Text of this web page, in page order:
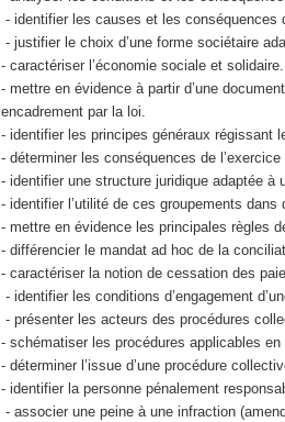
- identifier les causes et les conséquences
- justifier le choix d’une forme sociétaire
- caractériser l’économie sociale et solidaire.
- mettre en évidence à partir d’une
encadrement par la loi.
- identifier les principes généraux régissant
- déterminer les conséquences de
- identifier une structure juridique adaptée à
- identifier l’utilité de ces groupements
- mettre en évidence les principales règles
- différencier le mandat ad hoc de la
- caractériser la notion de cessation des
- identifier les conditions d’engagement
- présenter les acteurs des procédures
- schématiser les procédures applicables
- déterminer l’issue d’une procédure
- identifier la personne pénalement
- associer une peine à une infraction